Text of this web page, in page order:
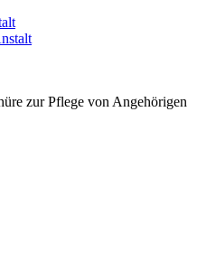
zur Pflege von Angehörigen